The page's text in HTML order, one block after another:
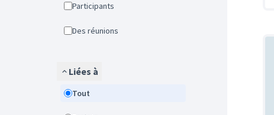
Participants
Des réunions
Liées à
Tout